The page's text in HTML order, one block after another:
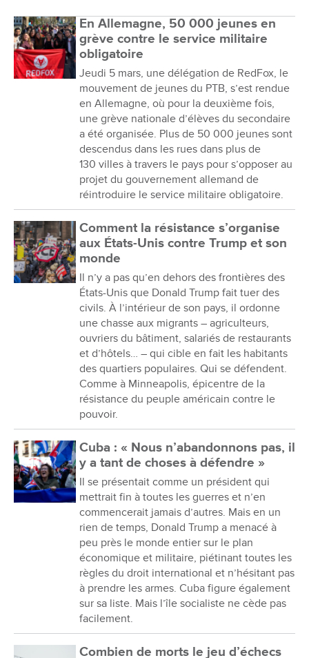
En Allemagne, 50 000 jeunes en
grève contre le service militaire
obligatoire
Jeudi 5 mars, une délégation de RedFox, le
mouvement de jeunes du PTB, s’est rendue
en Allemagne, où pour la deuxième fois,
une grève nationale d’élèves du secondaire
a été organisée. Plus de 50 000 jeunes sont
descendus dans les rues dans plus de
130 villes à travers le pays pour s’opposer au
projet du gouvernement allemand de
réintroduire le service militaire obligatoire.
Comment la résistance s’organise
aux États-Unis contre Trump et son
monde
Il n’y a pas qu’en dehors des frontières des
États-Unis que Donald Trump fait tuer des
civils. À l’intérieur de son pays, il ordonne
une chasse aux migrants – agriculteurs,
ouvriers du bâtiment, salariés de restaurants
et d’hôtels… – qui cible en fait les habitants
des quartiers populaires. Qui se défendent.
Comme à Minneapolis, épicentre de la
résistance du peuple américain contre le
pouvoir.
Cuba : « Nous n’abandonnons pas, il
y a tant de choses à défendre »
Il se présentait comme un président qui
mettrait fin à toutes les guerres et n’en
commencerait jamais d’autres. Mais en un
rien de temps, Donald Trump a menacé à
peu près le monde entier sur le plan
économique et militaire, piétinant toutes les
règles du droit international et n’hésitant pas
à prendre les armes. Cuba figure également
sur sa liste. Mais l’île socialiste ne cède pas
facilement.
Combien de morts le jeu d’échecs